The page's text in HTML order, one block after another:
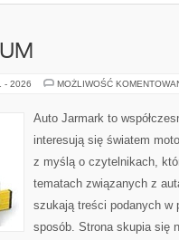
- 2026 MOŻLIWOŚĆ
Auto Jarmark to
interesują się światem
z myślą o czytelnikach,
tematach związanych z
szukają treści podanych w
sposób. Strona skupia się